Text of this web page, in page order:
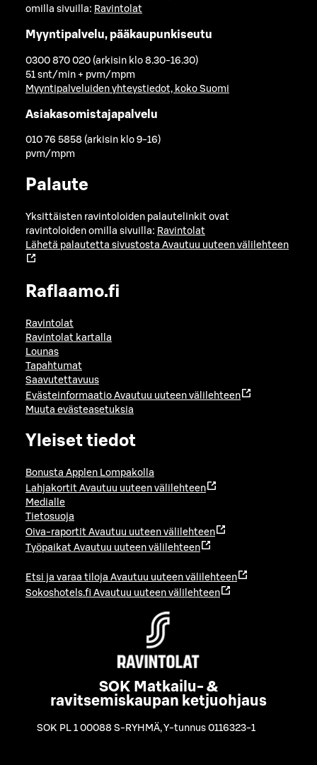
omilla sivuilla: Ravintolat
Myyntipalvelu, pääkaupunkiseutu
0300 870 020 (arkisin klo 8.30-16.30)
51 snt/min + pvm/mpm
Myyntipalveluiden yhteystiedot, koko Suomi
Asiakasomistajapalvelu
010 76 5858 (arkisin klo 9-16)
pvm/mpm
Palaute
Yksittäisten ravintoloiden palautelinkit ovat
ravintoloiden omilla sivuilla: Ravintolat
Lähetä palautetta sivustosta Avautuu uuteen välilehteen
Raflaamo.fi
Ravintolat
Ravintolat kartalla
Lounas
Tapahtumat
Saavutettavuus
Evästeinformaatio Avautuu uuteen välilehteen
Muuta evästeasetuksia
Yleiset tiedot
Bonusta Applen Lompakolla
Lahjakortit Avautuu uuteen välilehteen
Medialle
Tietosuoja
Oiva-raportit Avautuu uuteen välilehteen
Työpaikat Avautuu uuteen välilehteen
Etsi ja varaa tiloja Avautuu uuteen välilehteen
Sokoshotels.fi Avautuu uuteen välilehteen
SOK Matkailu- &
ravitsemiskaupan ketjuohjaus
SOK PL 1 00088 S-RYHMÄ,Y-tunnus 0116323-1